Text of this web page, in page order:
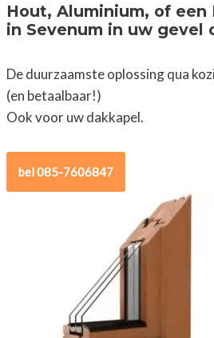
Hout, Aluminium, of
in Sevenum in uw gevel
De duurzaamste oplossing qua
(en betaalbaar!)
Ook voor uw dakkapel.
bel 085-7606847